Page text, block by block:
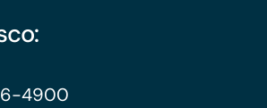
4900